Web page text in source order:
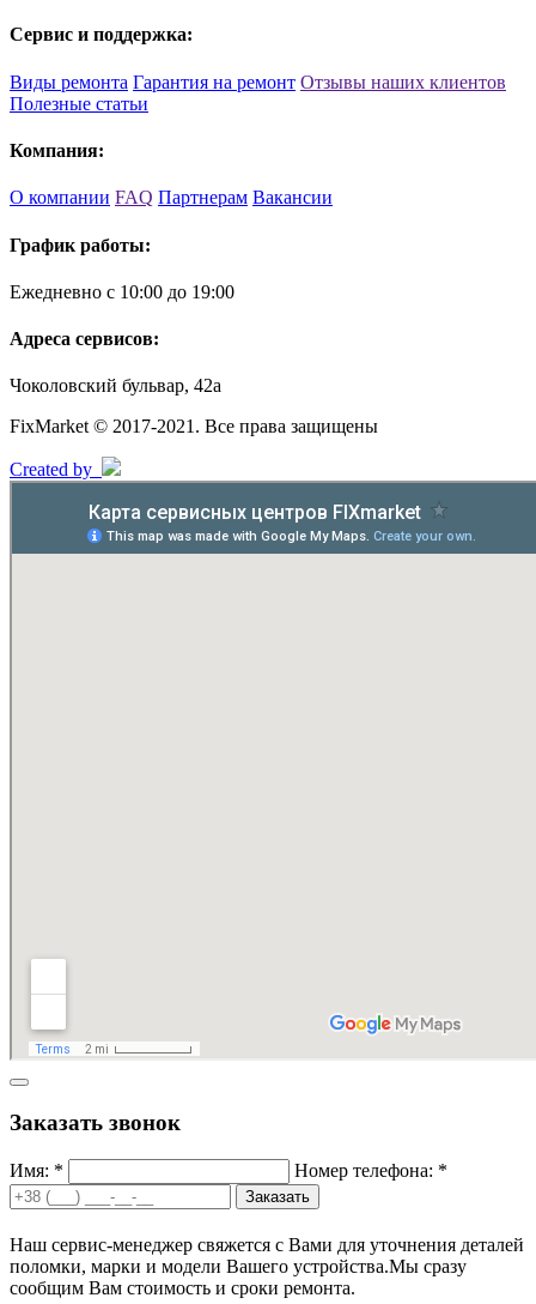
Сервис и поддержка:
Виды ремонта Гарантия на ремонт Отзывы наших клиентов
Полезные статьи
Компания:
О компании FAQ Партнерам Вакансии
График работы:
Ежедневно с 10:00 до 19:00
Адреса сервисов:
Чоколовский бульвар, 42а
FixMarket © 2017-2021. Все права защищены
Created by
Заказать звонок
Имя: * Номер телефона: *
Заказать
Наш сервис-менеджер свяжется с Вами для уточнения деталей
поломки, марки и модели Вашего устройства.Мы сразу
сообщим Вам стоимость и сроки ремонта.